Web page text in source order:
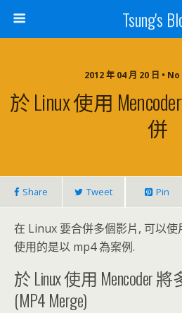
Tsung's
2012 年 04 月 20 日 •
於 Linux 使用
併
Share Tweet Pin
在 Linux 要合併多個影片, 可以
使用的是以 mp4 為案例.
於 Linux 使用 Mencoder
(MP4 Merge)